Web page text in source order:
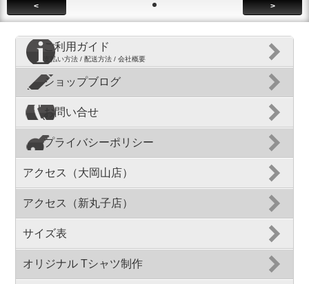
< >
ご利用ガイド
支払い方法 / 配送方法 / 会社概要
ショップブログ
お問い合せ
プライバシーポリシー
アクセス（大岡山店）
アクセス（新丸子店）
サイズ表
オリジナル Tシャツ制作